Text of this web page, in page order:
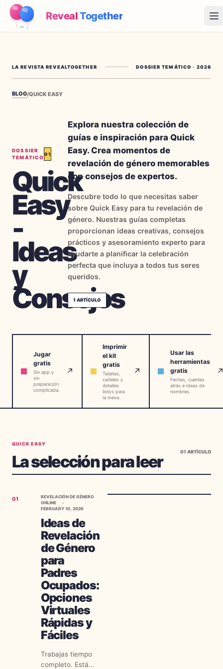
RevealTogether
Demo
Juegos
Precios
Planear la fiesta
Juegos, imprimibles e ideas prácticas gratis
Kit imprimible gratis Gratis
Herramientas Gratis
Temas
Iniciar Sesión
Comenzar
🇺🇸EN 🇫🇷 🇪🇸ES
LA REVISTA REVEALTOGETHER DOSSIER TEMÁTICO · 2026
BLOG/QUICK EASY
DOSSIER
TEMÁTICO
01
Quick
Easy
-
Ideas
y
Consejos
Explora nuestra colección de
guías e inspiración para Quick
Easy. Crea momentos de
revelación de género memorables
con consejos de expertos.
Descubre todo lo que necesitas saber
sobre Quick Easy para tu revelación de
género. Nuestras guías completas
proporcionan ideas creativas, consejos
prácticos y asesoramiento experto para
ayudarte a planificar la celebración
perfecta que incluya a todos tus seres
queridos.
1 ARTÍCULO
Jugar
gratis
Sin app y
sin
preparación
complicada.
↗
Imprimir
el kit
gratis
Tarjetas,
carteles y
detalles
listos para
la mesa.
↗
Usar las
herramientas
gratis
Fechas, cuentas
atrás e ideas de
nombres.
QUICK EASY
La selección para leer
01 ARTÍCULO
01
REVELACIÓN DE GÉNERO
ONLINE
FEBRUARY 10, 2026
Ideas de
Revelación
de Género
para
Padres
Ocupados:
Opciones
Virtuales
Rápidas y
Fáciles
Trabajas tiempo
completo. Estás